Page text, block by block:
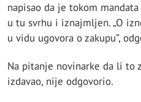
napisao da je tokom
u tu svrhu i iznajmljen. „O
u vidu ugovora o zakupu”,
Na pitanje novinarke da li to
izdavao, nije odgovorio.